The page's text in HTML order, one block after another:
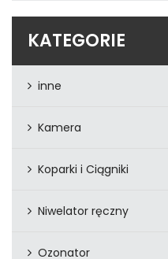
KATEGORIE
inne
Kamera
Koparki i Ciągniki
Niwelator ręczny
Ozonator